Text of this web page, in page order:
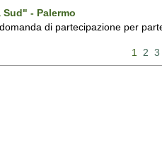
Sud" - Palermo
di partecipazione per
1 2 3